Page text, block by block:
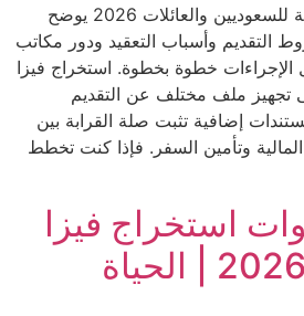
دليل استخراج فيزا سياحية للسعوديين والعائلات 2026 يوضح
التقديم وأسباب التعقيد ودور مكاتب
الإجراءات خطوة بخطوة. استخراج فيزا
تجهيز ملف مختلف عن التقديم
إضافية تثبت صلة القرابة بين
المالية وتأمين السفر. فإذا كنت تخطط
استخراج فيزا
فيتنام صيف 2026 | الحياة